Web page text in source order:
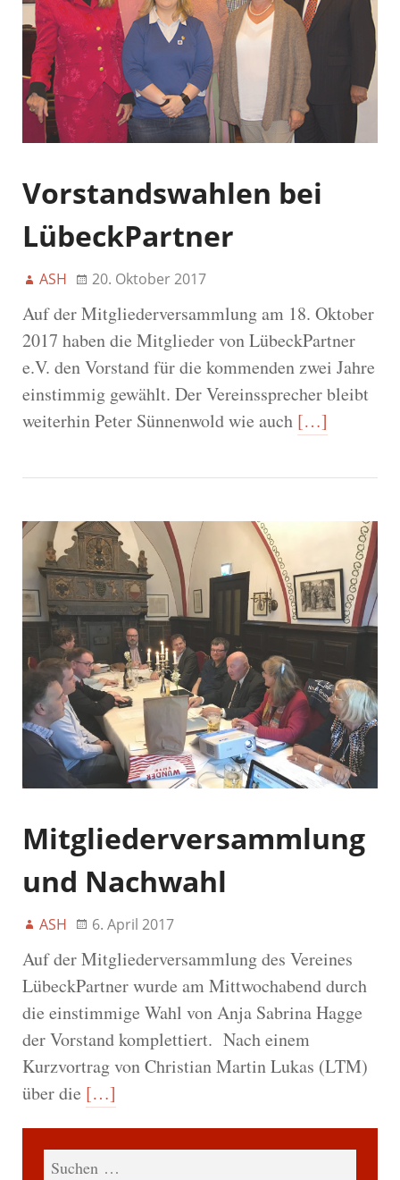
Vorstandswahlen bei
LübeckPartner
ASH 20. Oktober 2017
Auf der Mitgliederversammlung am 18. Oktober
2017 haben die Mitglieder von LübeckPartner
e.V. den Vorstand für die kommenden zwei Jahre
einstimmig gewählt. Der Vereinssprecher bleibt
weiterhin Peter Sünnenwold wie auch […]
Mitgliederversammlung
und Nachwahl
ASH 6. April 2017
Auf der Mitgliederversammlung des Vereines
LübeckPartner wurde am Mittwochabend durch
die einstimmige Wahl von Anja Sabrina Hagge
der Vorstand komplettiert. Nach einem
Kurzvortrag von Christian Martin Lukas (LTM)
über die […]